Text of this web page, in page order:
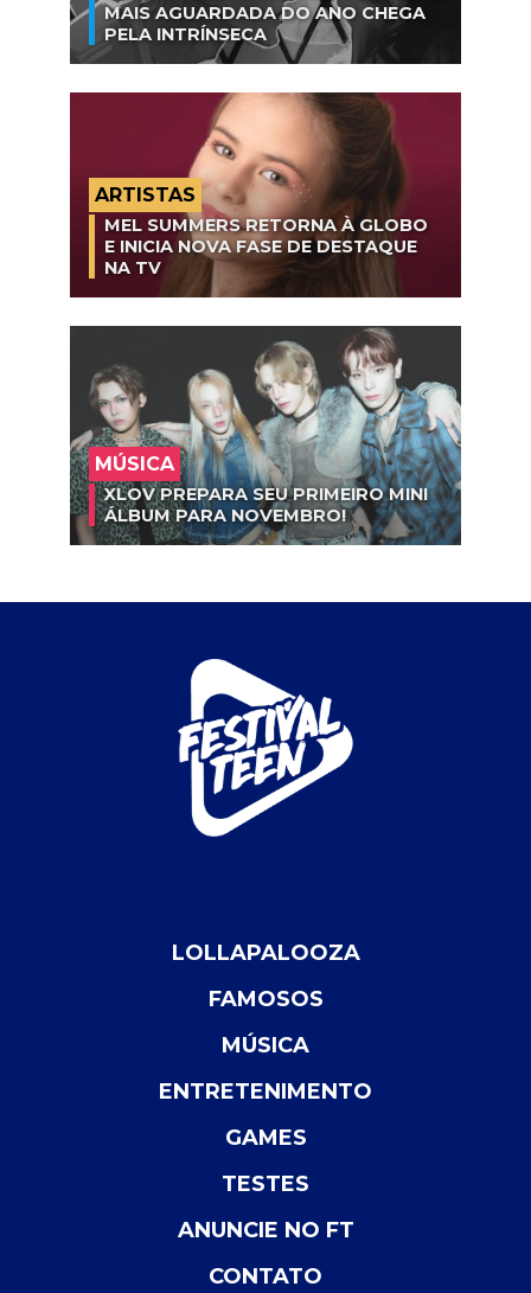
MAIS AGUARDADA DO ANO CHEGA
PELA INTRÍNSECA
ARTISTAS
MEL SUMMERS RETORNA À GLOBO
E INICIA NOVA FASE DE DESTAQUE
NA TV
MÚSICA
XLOV PREPARA SEU PRIMEIRO MINI
ÁLBUM PARA NOVEMBRO!
LOLLAPALOOZA
FAMOSOS
MÚSICA
ENTRETENIMENTO
GAMES
TESTES
ANUNCIE NO FT
CONTATO